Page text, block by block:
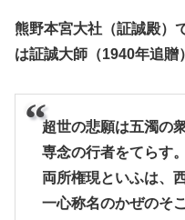
熊野本宮大社（証誠殿）
は証誠大師（1940年追贈
超世の悲願は五濁の
専念の行者をてらす。
両所権現といふは、
一心称名のかぜのそ